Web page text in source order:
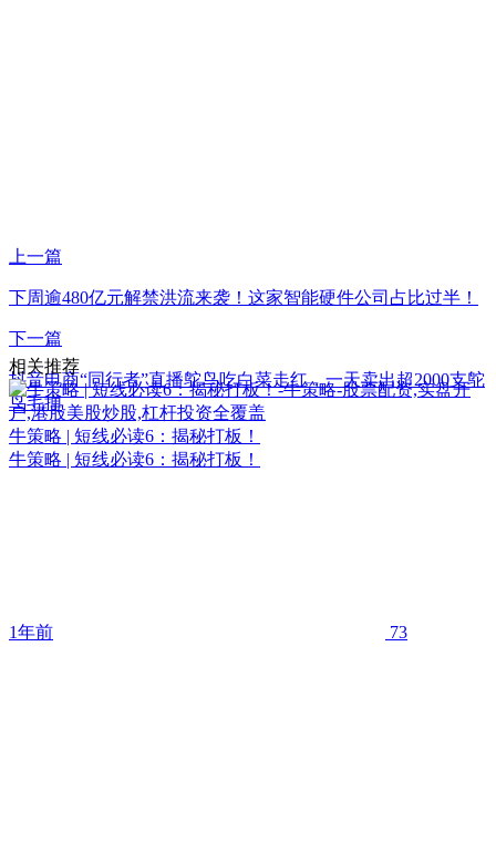
上一篇
下周逾480亿元解禁洪流来袭！这家智能硬件公司占比过半！
下一篇
抖音电商“同行者”直播鸵鸟吃白菜走红，一天卖出超2000支鸵
鸟毛掸
相关推荐
牛策略 | 短线必读6：揭秘打板！
牛策略 | 短线必读6：揭秘打板！
1年前 73